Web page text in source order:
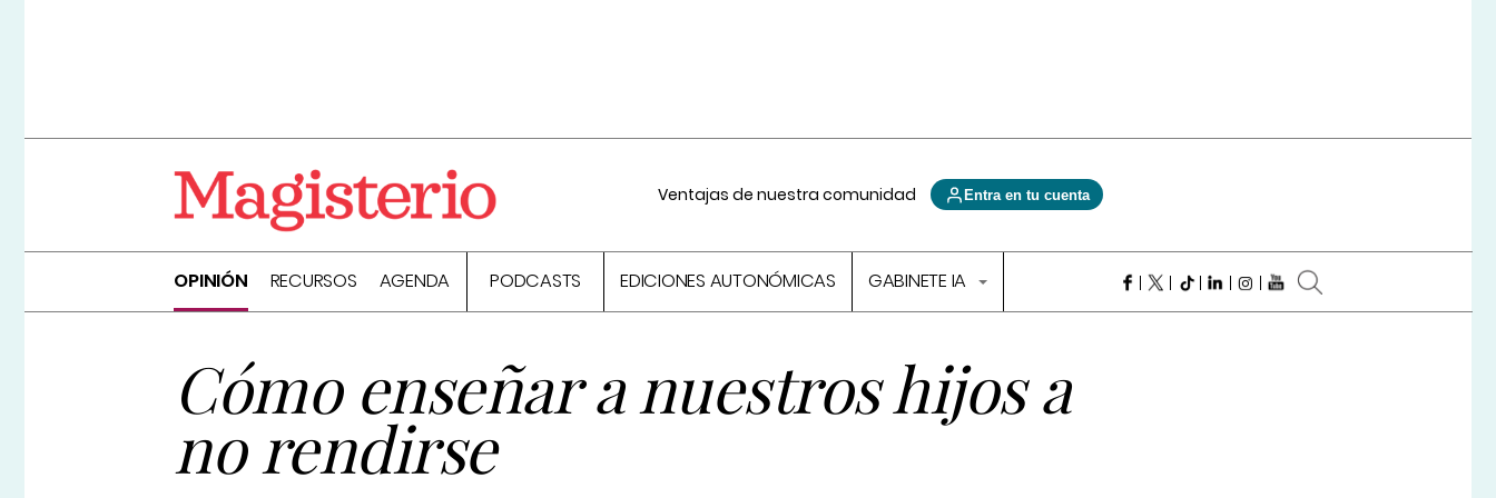
Ventajas de nuestra comunidad Entra en tu cuenta
OPINIÓN RECURSOS AGENDA PODCASTS EDICIONES AUTONÓMICAS GABINETE IA
Cómo enseñar a nuestros hijos a
no rendirse